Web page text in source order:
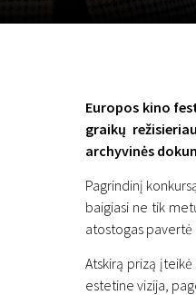
Europos kino
graikų
archyvinės
Pagrindinį
baigiasi ne tik
atostogas pavertė
Atskirą prizą
estetine vizija,